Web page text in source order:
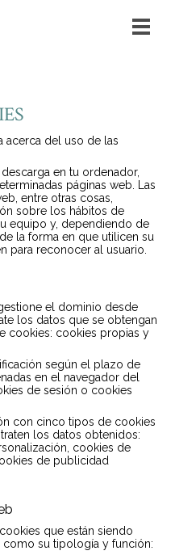
acerca del uso de las
en tu ordenador,
páginas web. Las
entre otras cosas,
sobre los hábitos de
equipo y, dependiendo de
la forma en que utilicen su
para reconocer al usuario.
el dominio desde
los datos que se obtengan
cookies: cookies propias y
según el plazo de
en el navegador del
de sesión o cookies
con cinco tipos de cookies
los datos obtenidos:
cookies de
de publicidad
que están siendo
como su tipología y función: